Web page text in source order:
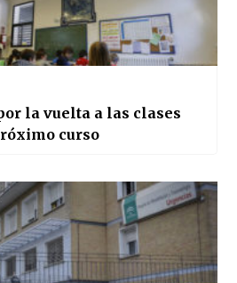
la vuelta a las clases
curso